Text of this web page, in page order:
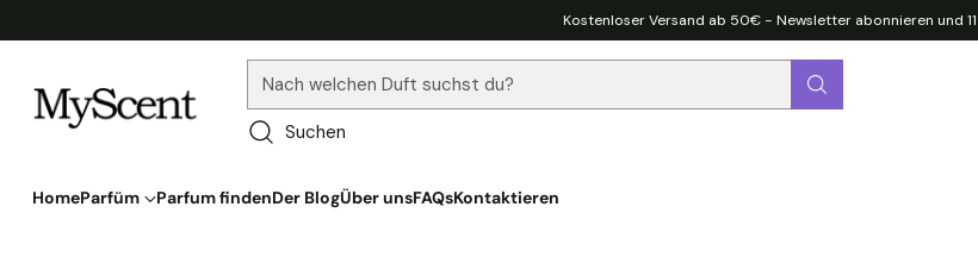
Nach welchen Duft suchst du?
Suchen
HomeParfüm Parfum findenDer BlogÜber unsFAQsKontaktieren
Kostenloser Versand ab 50€ - Newsletter abonnieren und